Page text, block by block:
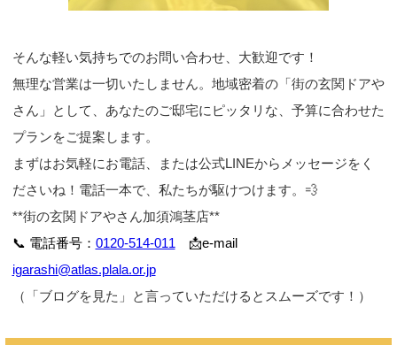
そんな軽い気持ちでのお問い合わせ、大歓迎です！
無理な営業は一切いたしません。地域密着の「街の玄関ドアや
さん」として、あなたのご邸宅にピッタリな、予算に合わせた
プランをご提案します。
まずはお気軽にお電話、または公式LINEからメッセージをく
ださいね！電話一本で、私たちが駆けつけます。💨
**街の玄関ドアやさん加須鴻茎店**
📞 電話番号： 0120-514-011 📩e-mail
igarashi@atlas.plala.or.jp
（「ブログを見た」と言っていただけるとスムーズです！）